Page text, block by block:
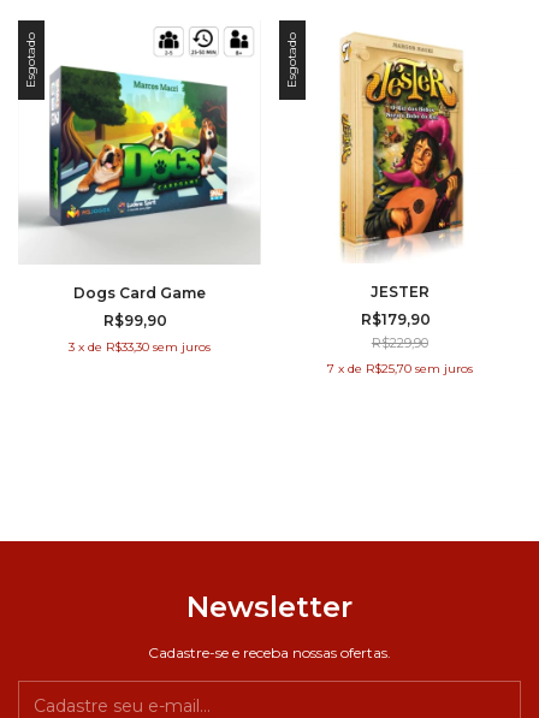
Esgotado
Dogs Card Game
R$99,90
3 x de R$33,30 sem juros
Esgotado
JESTER
R$179,90
R$229,90
7 x de R$25,70 sem juros
Newsletter
Cadastre-se e receba nossas ofertas.